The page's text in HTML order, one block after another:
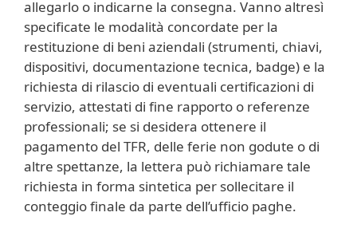
allegarlo o indicarne la consegna. Vanno altresì
specificate le modalità concordate per la
restituzione di beni aziendali (strumenti, chiavi,
dispositivi, documentazione tecnica, badge) e la
richiesta di rilascio di eventuali certificazioni di
servizio, attestati di fine rapporto o referenze
professionali; se si desidera ottenere il
pagamento del TFR, delle ferie non godute o di
altre spettanze, la lettera può richiamare tale
richiesta in forma sintetica per sollecitare il
conteggio finale da parte dell’ufficio paghe.